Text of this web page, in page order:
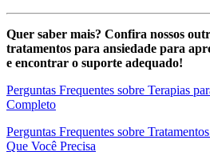
Quer saber mais? Confira nossos
tratamentos para ansiedade para
e encontrar o suporte adequado!
Perguntas Frequentes sobre Terapias
Completo
Perguntas Frequentes sobre
Que Você Precisa